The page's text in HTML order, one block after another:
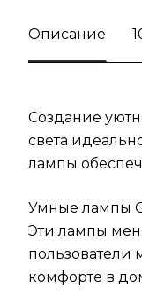
Описание
Создание
света
лампы
Умные лампы
Эти лампы
пользователи
комфорте в